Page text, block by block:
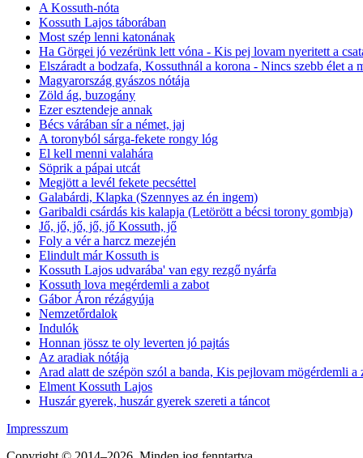
A Kossuth-nóta
Kossuth Lajos táborában
Most szép lenni katonának
Ha Görgei jó vezérünk lett vóna - Kis pej lovam nyeritett a
Elszáradt a bodzafa, Kossuthnál a korona - Nincs szebb élet a
Magyarország gyászos nótája
Zöld ág, buzogány
Ezer esztendeje annak
Bécs várában sír a német, jaj
A toronyból sárga-fekete rongy lóg
El kell menni valahára
Söprik a pápai utcát
Megjött a levél fekete pecséttel
Galabárdi, Klapka (Szennyes az én ingem)
Garibaldi csárdás kis kalapja (Letörött a bécsi torony gombja)
Jő, jő, jő, jő, jő Kossuth, jő
Foly a vér a harcz mezején
Elindult már Kossuth is
Kossuth Lajos udvarába' van egy rezgő nyárfa
Kossuth lova megérdemli a zabot
Gábor Áron rézágyúja
Nemzetőrdalok
Indulók
Honnan jössz te oly leverten jó pajtás
Az aradiak nótája
Arad alatt de szépön szól a banda, Kis pejlovam mögérdemli a
Elment Kossuth Lajos
Huszár gyerek, huszár gyerek szereti a táncot
Impresszum